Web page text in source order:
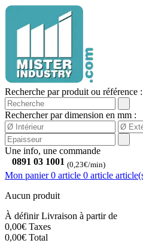
Recherche par produit ou référence :
Rechercher par dimension en mm :
Une info, une commande
0891 03 1001 (0,23€/min)
Mon panier 0 article 0 article
Aucun produit
À définirLivraison à partir de
0,00€ Taxes
0,00€ Total